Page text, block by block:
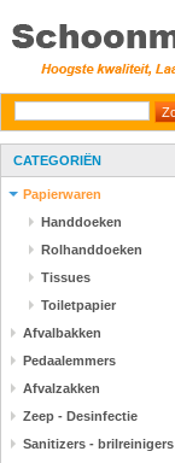
CATEGORIËN
Papierwaren
Handdoeken
Rolhanddoeken
Tissues
Toiletpapier
Afvalbakken
Pedaalemmers
Afvalzakken
Zeep - Desinfectie
Sanitizers - brilreinigers